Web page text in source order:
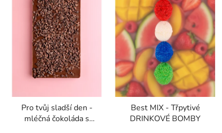
Pro tvůj sladší den -
mléčná čokoláda s
Best MIX - Třpytivé
DRINKOVÉ BOMBY